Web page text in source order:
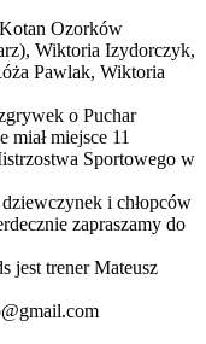
Ozorków
Wiktoria Izydorczyk,
Pawlak, Wiktoria
o Puchar
miejsce 11
Sportowego w
i chłopców
zapraszamy do
jest trener Mateusz